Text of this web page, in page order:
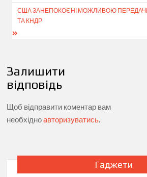
США ЗАНЕПОКОЄНІ МОЖЛИВОЮ
ТА КНДР
Залишити
відповідь
Щоб відправити коментар вам
необхідноавторизуватись
Гаджети